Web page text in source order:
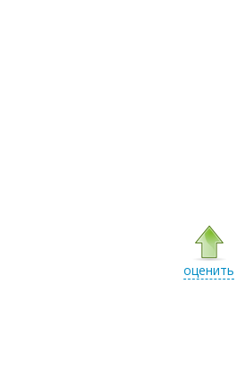
оценить